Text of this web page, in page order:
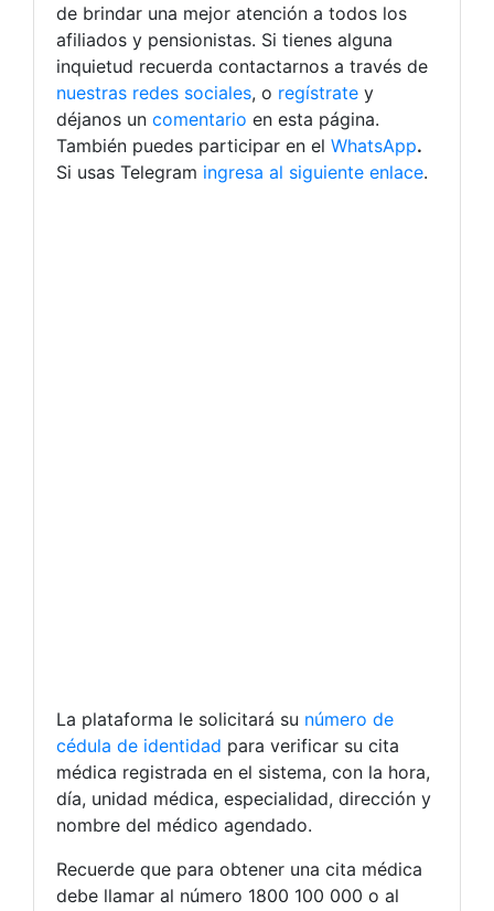
de brindar una mejor atención a todos los
afiliados y pensionistas. Si tienes alguna
inquietud recuerda contactarnos a través de
nuestras redes sociales, o regístrate y
déjanos un comentario en esta página.
También puedes participar en el WhatsApp.
Si usas Telegram ingresa al siguiente enlace.
La plataforma le solicitará su número de
cédula de identidad para verificar su cita
médica registrada en el sistema, con la hora,
día, unidad médica, especialidad, dirección y
nombre del médico agendado.
Recuerde que para obtener una cita médica
debe llamar al número 1800 100 000 o al